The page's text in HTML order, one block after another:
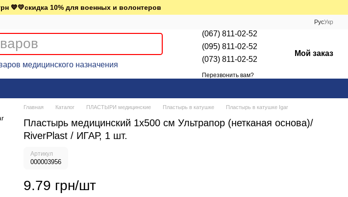
💙💛скидка 10% для военных и волонтеров
РусУкр
медицинского назначения
(067) 811-02-52
(095) 811-02-52
(073) 811-02-52
Перезвонить вам?
Мой заказ
Главная Каталог ПЛАСТЫРИ медицинские Пластырь в катушке Пластырь в катушке Igar
Пластырь медицинский 1х500 см Ультрапор (нетканая основа)/
RiverPlast / ИГАР, 1 шт.
Артикул
000003956
9.79 грн/шт